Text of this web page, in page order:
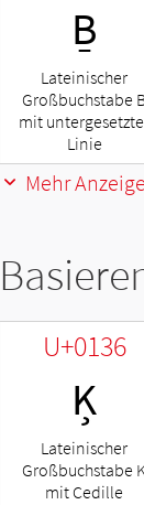
Ḇ
Lateinischer
Großbuchstabe
mit
Linie
Mehr
U+0136
Ķ
Lateinischer
Großbuchstabe
mit Cedille